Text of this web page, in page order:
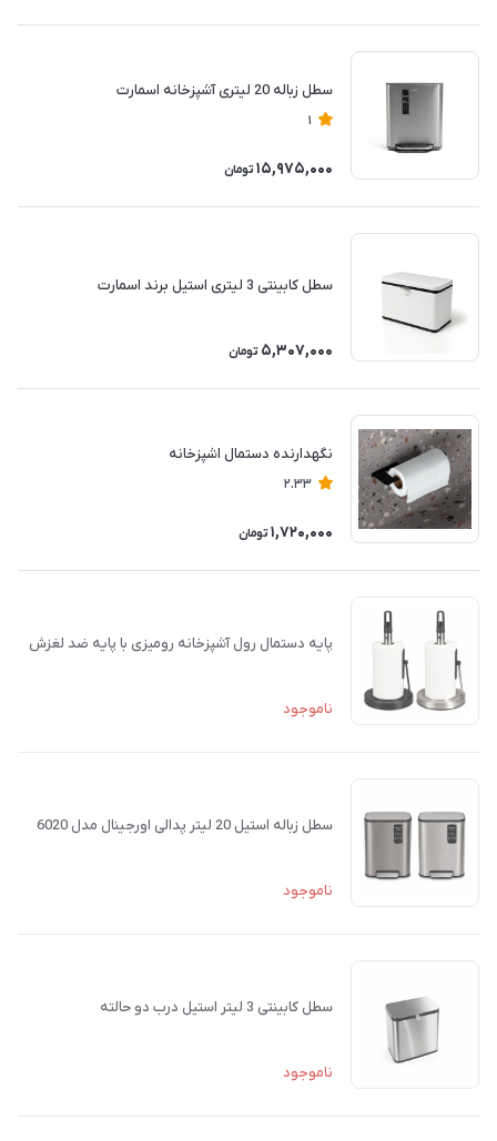
سطل زباله 20 لیتری آشپزخانه اسمارت
1
15,975,000 تومان
سطل کابینتی 3 لیتری استیل برند اسمارت
5,307,000 تومان
نگهدارنده دستمال اشپزخانه
2.33
1,720,000 تومان
پایه دستمال رول آشپزخانه رومیزی با پایه ضد لغزش
ناموجود
سطل زباله استیل 20 لیتر پدالی اورجینال مدل 6020
ناموجود
سطل کابینتی 3 لیتر استیل درب دو حالته
ناموجود